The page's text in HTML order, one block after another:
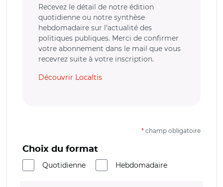
Recevez le détail de notre édition
quotidienne ou notre synthèse
hebdomadaire sur l’actualité des
politiques publiques. Merci de confirmer
votre abonnement dans le mail que vous
recevrez suite à votre inscription.
Découvrir Localtis
* champ obligatoire
Choix du format
Quotidienne
Hebdomadaire